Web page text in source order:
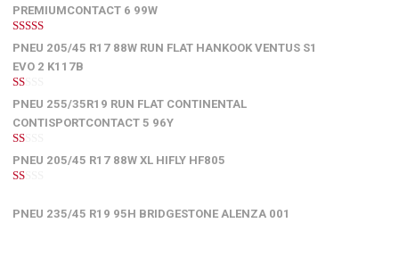
PREMIUMCONTACT 6 99W
5de 5
PNEU 205/45 R17 88W RUN FLAT HANKOOK VENTUS S1
EVO 2 K117B
1
de
5
PNEU 255/35R19 RUN FLAT CONTINENTAL
CONTISPORTCONTACT 5 96Y
1
de
5
PNEU 205/45 R17 88W XL HIFLY HF805
5
PNEU 235/45 R19 95H BRIDGESTONE ALENZA 001